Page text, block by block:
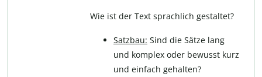
Wie ist der Text sprachlich gestaltet?
Satzbau: Sind die Sätze lang
und komplex oder bewusst kurz
und einfach gehalten?